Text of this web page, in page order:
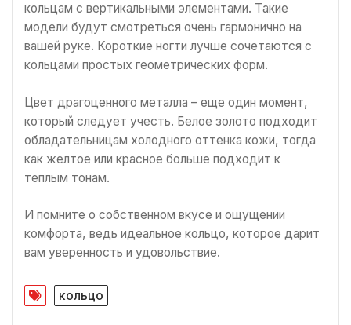
кольцам с вертикальными элементами. Такие
модели будут смотреться очень гармонично на
вашей руке. Короткие ногти лучше сочетаются с
кольцами простых геометрических форм.
Цвет драгоценного металла – еще один момент,
который следует учесть. Белое золото подходит
обладательницам холодного оттенка кожи, тогда
как желтое или красное больше подходит к
теплым тонам.
И помните о собственном вкусе и ощущении
комфорта, ведь идеальное кольцо, которое дарит
вам уверенность и удовольствие.
кольцо